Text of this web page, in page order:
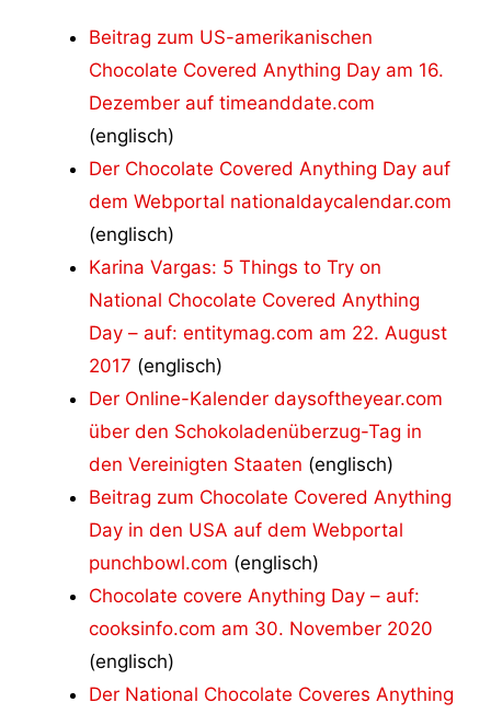
Beitrag zum US-amerikanischen
Chocolate Covered Anything Day‬ am 16.
Dezember auf timeanddate.com
(englisch)
Der Chocolate Covered Anything Day‬ auf
dem Webportal nationaldaycalendar.com
(englisch)
Karina Vargas: 5 Things to Try on
National Chocolate Covered Anything
Day – auf: entitymag.com am 22. August
2017 (englisch)
Der Online-Kalender daysoftheyear.com
über den Schokoladenüberzug-Tag in
den Vereinigten Staaten (englisch)
Beitrag zum Chocolate Covered Anything
Day‬ in den USA auf dem Webportal
punchbowl.com (englisch)
Chocolate covere Anything Day – auf:
cooksinfo.com am 30. November 2020
(englisch)
Der National Chocolate Coveres Anything